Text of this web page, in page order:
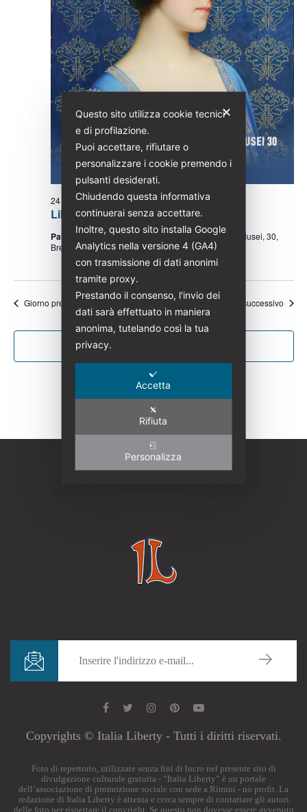
Liberty. L’arte dell’Italia moderna
24 Gennaio-4 Giugno
Palazzo Martinengo Cesaresco NovarinoVia dei Musei, 30,
Brescia
Giorno precedente Giorno successivo
Iscriviti al calendario
Copyrights © Italia Liberty - Tutti i diritti riservati.
Foto di repertorio, utilizzate senza fini di lucro nel presente sito di
divulgazione culturale gratuita - “Italia Liberty” è un portale
dell’associazione di promozione sociale con sede a Rimini - no profit. La
redazione di Italia Liberty è attenta e cerca sempre di contattare gli autori
delle foto per rispettare il copyright. Se questo non dovesse essere avvenuto
✕
Questo sito utilizza cookie tecnici
e di profilazione.
Puoi accettare, rifiutare o
personalizzare i cookie premendo i
pulsanti desiderati.
Chiudendo questa informativa
continuerai senza accettare.
Inoltre, questo sito installa Google
Analytics nella versione 4 (GA4)
con trasmissione di dati anonimi
tramite proxy.
Prestando il consenso, l'invio dei
dati sarà effettuato in maniera
anonima, tutelando così la tua
privacy.
Accetta
Rifiuta
Personalizza